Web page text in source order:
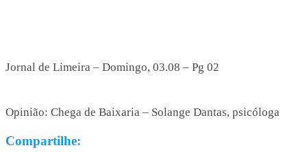
Jornal de Limeira – Domingo, 03.08 – Pg 02
Opinião: Chega de Baixaria – Solange Dantas, psicóloga
Compartilhe: